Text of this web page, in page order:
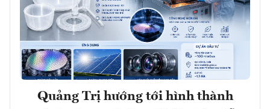
Quảng Trị hướng tới hình thành